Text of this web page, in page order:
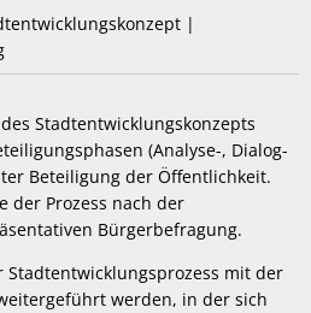
|
Stadtentwicklungskonzepts
(Analyse-, Dialog-
Beteiligung der Öffentlichkeit.
der Prozess nach der
Bürgerbefragung.
Stadtentwicklungsprozess mit der
werden, in der sich